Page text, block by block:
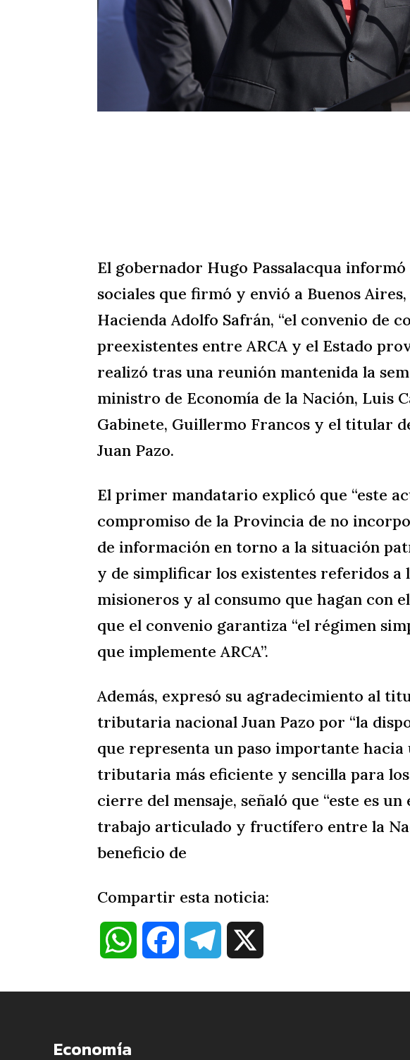
El gobernador Hugo Passalacqua
sociales que firmó y envió a Buenos
Hacienda Adolfo Safrán, “el convenio de
preexistentes entre ARCA y el Estado
realizó tras una reunión mantenida la
ministro de Economía de la Nación, Luis
Gabinete, Guillermo Francos y el titular
Juan Pazo.
El primer mandatario explicó que “este
compromiso de la Provincia de no
de información en torno a la situación
y de simplificar los existentes referidos a
misioneros y al consumo que hagan con
que el convenio garantiza “el régimen
que implemente ARCA”.
Además, expresó su agradecimiento al
tributaria nacional Juan Pazo por “la
que representa un paso importante
tributaria más eficiente y sencilla para los
cierre del mensaje, señaló que “este es
trabajo articulado y fructífero entre la
beneficio de
Compartir esta noticia:
W
Economía